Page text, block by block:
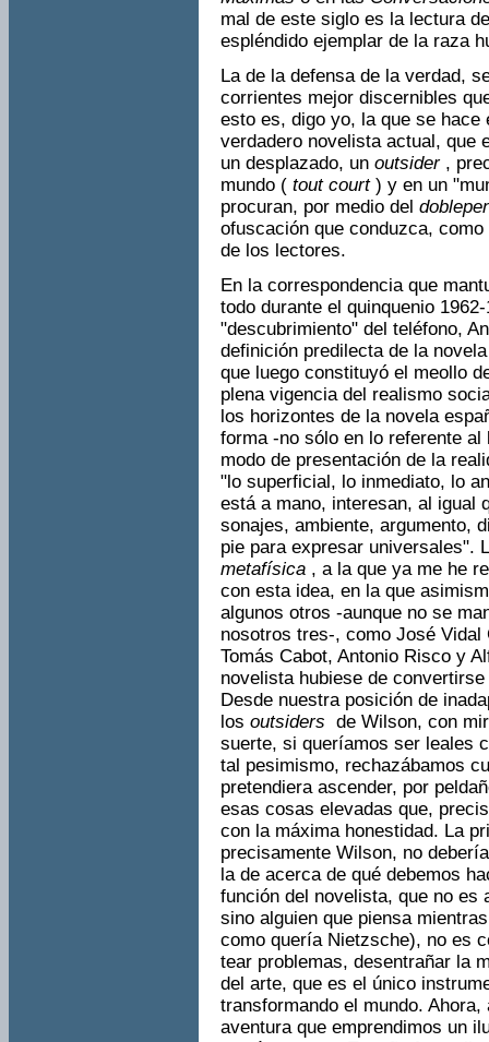
mal de este siglo es la lectura
espléndido ejemplar de la raza
La de la defensa de la verdad,
corrientes mejor discernibles
esto es, digo yo, la que se
verdadero novelista actual, que
un desplazado, un outsider ,
mundo ( tout court ) y en un
procuran, por medio del
ofuscación que conduz­ca,
de los lectores.
En la correspondencia que
todo durante el quinquenio
"descubrimiento" del teléfono,
definición predilecta de la
que luego constituyó el meollo
plena vigencia del realismo
los horizontes de la novela
forma -no sólo en lo referente
modo de presentación de la
"lo superficial, lo inme­diato, lo
está a mano, interesan, al
sonajes, ambiente, argumen­to,
pie para expresar universales".
metafísica , a la que ya me he
con esta idea, en la que
algunos otros -aunque no se
nosotros tres-, como José
Tomás Cabot, Antonio Risco y
novelista hubiese de
Desde nuestra posición de
los outsiders
de Wilson, con
suerte, si queríamos ser leales
tal pesimismo, rechazábamos
pretendiera ascender, por
esas cosas elevadas que,
con la máxima honesti­dad. La
precisamente Wilson, no
la de acerca de qué debemos
función del novelis­ta, que no es
sino alguien que piensa
como quería Nietzsche), no es
tear problemas, desentrañar la
del arte, que es el único
transformando el mundo.
aventura que emprendimos un